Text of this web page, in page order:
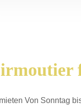
Von Sonntag